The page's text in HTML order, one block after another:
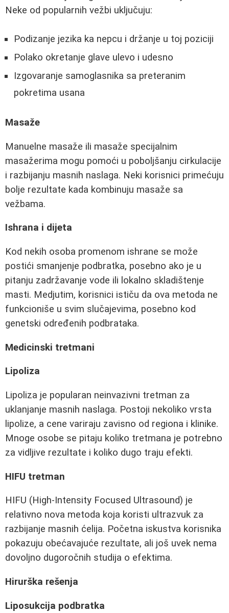
Neke od popularnih vežbi uključuju:
Podizanje jezika ka nepcu i držanje u toj poziciji
Polako okretanje glave ulevo i udesno
Izgovaranje samoglasnika sa preteranim
pokretima usana
Masaže
Manuelne masaže ili masaže specijalnim
masažerima mogu pomoći u poboljšanju cirkulacije
i razbijanju masnih naslaga. Neki korisnici primećuju
bolje rezultate kada kombinuju masaže sa
vežbama.
Ishrana i dijeta
Kod nekih osoba promenom ishrane se može
postići smanjenje podbratka, posebno ako je u
pitanju zadržavanje vode ili lokalno skladištenje
masti. Medjutim, korisnici ističu da ova metoda ne
funkcioniše u svim slučajevima, posebno kod
genetski određenih podbrataka.
Medicinski tretmani
Lipoliza
Lipoliza je popularan neinvazivni tretman za
uklanjanje masnih naslaga. Postoji nekoliko vrsta
lipolize, a cene variraju zavisno od regiona i klinike.
Mnoge osobe se pitaju koliko tretmana je potrebno
za vidljive rezultate i koliko dugo traju efekti.
HIFU tretman
HIFU (High-Intensity Focused Ultrasound) je
relativno nova metoda koja koristi ultrazvuk za
razbijanje masnih ćelija. Početna iskustva korisnika
pokazuju obećavajuće rezultate, ali još uvek nema
dovoljno dugoročnih studija o efektima.
Hirurška rešenja
Liposukcija podbratka